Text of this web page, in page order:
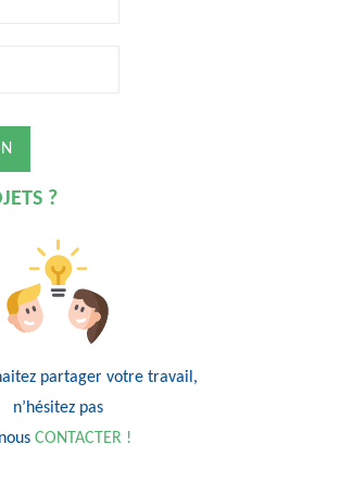
?
partager votre travail,
n’hésitez pas
CONTACTER !